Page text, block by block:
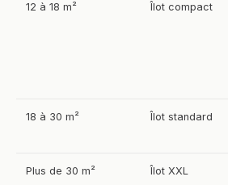
12 à 18 m² Îlot compact
18 à 30 m² Îlot standard
Plus de 30 m² Îlot XXL